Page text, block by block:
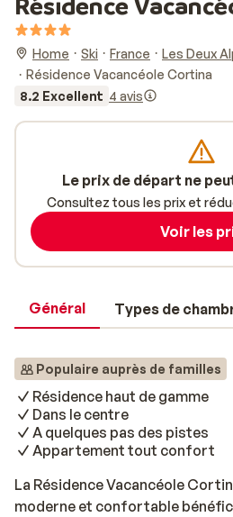
Home Ski France Les Deux
Résidence Vacancéole Cortina
8.2 Excellent 4 avis
Général Types de
Populaire auprès de familles
Résidence haut de gamme
Dans le centre
A quelques pas des pistes
Appartement tout confort
La Résidence Vacancéole
moderne et confortable
Le prix de départ ne
Consultez tous les prix et
Voir les